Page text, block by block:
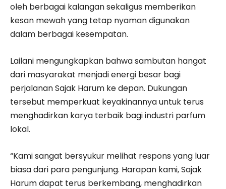
oleh berbagai kalangan sekaligus memberikan
kesan mewah yang tetap nyaman digunakan
dalam berbagai kesempatan.
Lailani mengungkapkan bahwa sambutan hangat
dari masyarakat menjadi energi besar bagi
perjalanan Sajak Harum ke depan. Dukungan
tersebut memperkuat keyakinannya untuk terus
menghadirkan karya terbaik bagi industri parfum
lokal.
“Kami sangat bersyukur melihat respons yang luar
biasa dari para pengunjung. Harapan kami, Sajak
Harum dapat terus berkembang, menghadirkan